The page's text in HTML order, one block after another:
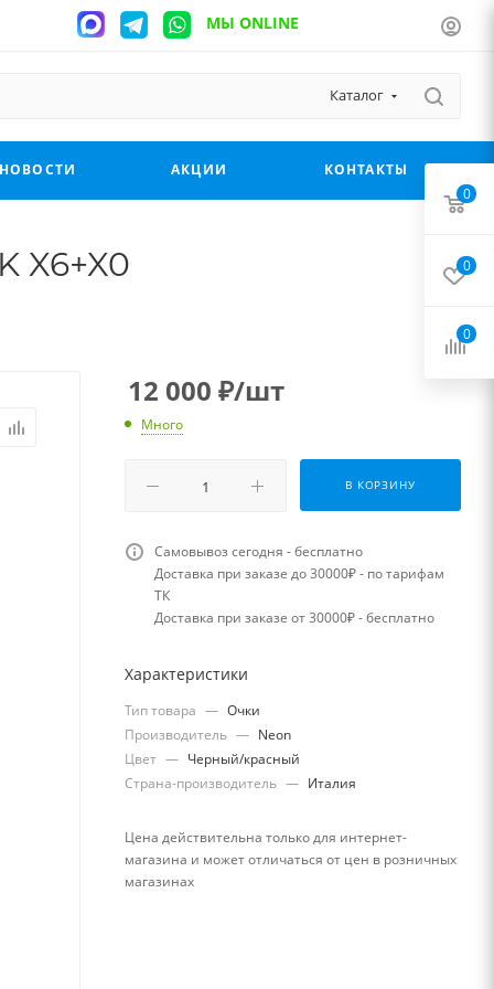
МЫ ONLINE
Каталог
АКЦИИ КОНТАКТЫ
X6+X0
12 000 ₽/шт
Много
В КОРЗИНУ
Самовывоз сегодня - бесплатно
Доставка при заказе до 30000₽ - по тарифам
ТК
Доставка при заказе от 30000₽ - бесплатно
Характеристики
Тип товара — Очки
Производитель — Neon
Цвет — Черный/красный
Страна-производитель — Италия
Цена действительна только для интернет-
магазина и может отличаться от цен в розничных
магазинах
0
0
0